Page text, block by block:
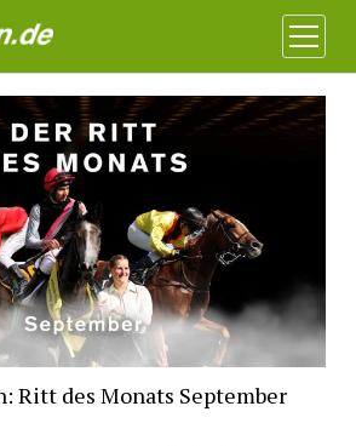
News
Menü
öffnen
Ritt des Monats September